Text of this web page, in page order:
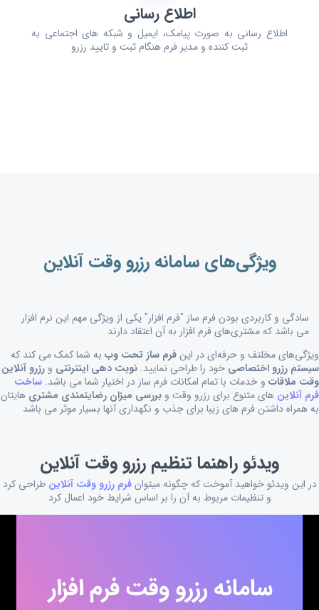
اطلاع رسانی
اطلاع رسانی به صورت پیامک، ایمیل و شبکه های اجتماعی به
ثبت کننده و مدیر فرم هنگام ثبت و تایید رزرو
ویژگی‌های سامانه رزرو وقت آنلاین
سادگی و کاربردی بودن فرم ساز "فرم افزار" یکی از ویژگی مهم این نرم افزار
می باشد که مشتری‌های فرم افزار به آن اعتقاد دارند
ویژگی‌های مخلتف و حرفه‌ای در اینفرم ساز تحت وب به شما کمک می کند که
سیستم رزرو اختصاصی خود را طراحی نمایید. نوبت دهی اینترنتی و رزرو آنلاین
وقت ملاقات و خدمات با تمام امکانات فرم ساز در اختیار شما می باشد. ساخت
فرم آنلاین های متنوع برای رزرو وقت و بررسی میزان رضایتمندی مشتری هایتان
به همراه داشتن فرم های زیبا برای جذب و نگهداری آنها بسیار موثر می باشد
ویدئو راهنما تنظیم رزرو وقت آنلاین
در این ویدئو خواهید آموخت که چگونه میتوانفرم رزرو وقت آنلاین طراحی کرد
و تنظیمات مربوط به آن را بر اساس شرایط خود اعمال کرد